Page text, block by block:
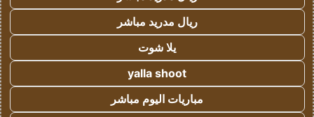
ريال مدريد مباشر
يلا شوت
yalla shoot
مباريات اليوم مباشر